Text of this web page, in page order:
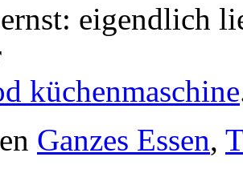
eigendlich
küchenmaschine
Ganzes Essen,